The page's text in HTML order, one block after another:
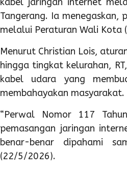
Tangerang. Ia menegaskan,
melalui Peraturan Wali Kota
Menurut Christian Lois,
hingga tingkat kelurahan,
kabel udara yang
membahayakan masyarakat.
“Perwal Nomor 117
pemasangan jaringan
benar-benar dipahami
(22/5/2026).